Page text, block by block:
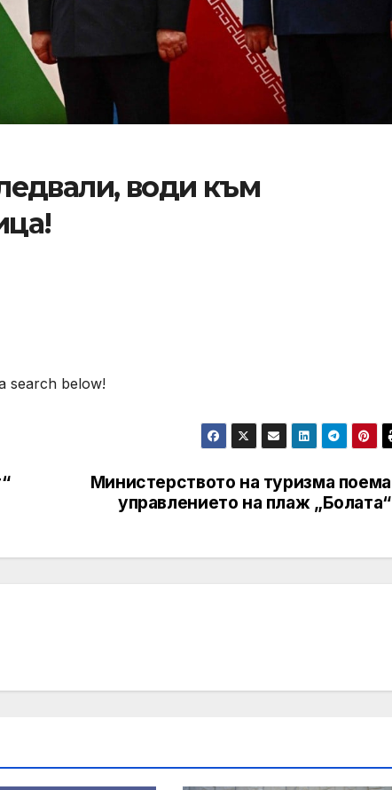
води към
search below!
Министерството на туризма поема
управлението на плаж „Болата“